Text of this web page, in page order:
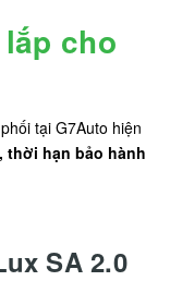
cho
tại G7Auto hiện
thời hạn bảo hành
SA 2.0